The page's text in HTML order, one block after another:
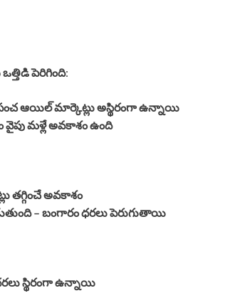
పెరిగింది:
ఆయిల్ మార్కెట్లు అస్థిరంగా ఉన్నాయి
వైపు మళ్లే అవకాశం ఉంది
తగ్గించే అవకాశం
– బంగారం ధరలు పెరుగుతాయి
స్థిరంగా ఉన్నాయి